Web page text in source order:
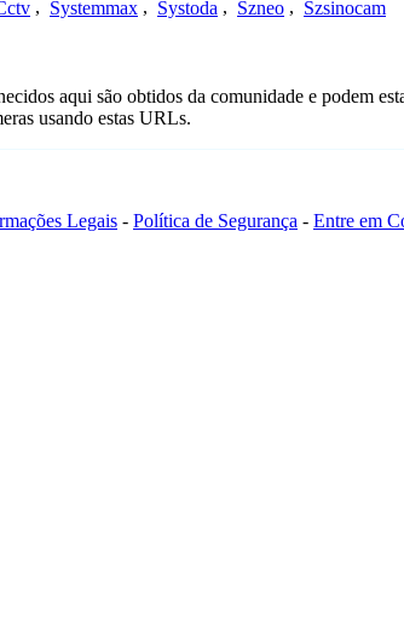
, Systemmax , Systoda , Szneo , Szsinocam
aqui são obtidos da comunidade e podem
usando estas URLs.
Legais - Política de Segurança - Entre em